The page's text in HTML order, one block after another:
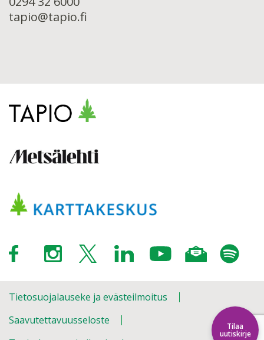
Tilaa
uutiskirje
tapio@tapio.fi
Tietosuojalauseke ja evästeilmoitus
Saavutettavuusseloste